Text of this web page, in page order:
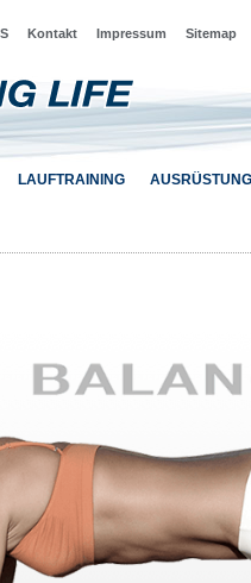
Kontakt Impressum Sitemap
LAUFTRAINING